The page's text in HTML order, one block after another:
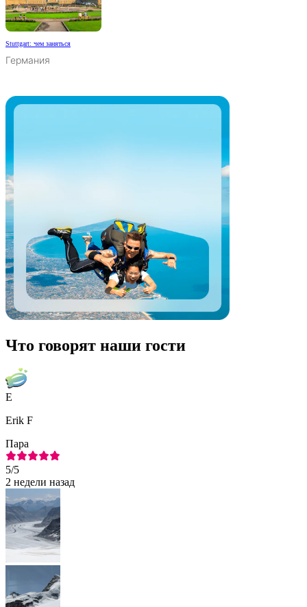
Stuttgart: чем заняться
Германия
Что говорят наши гости
E
Erik F
Пара
5/5
2 недели назад